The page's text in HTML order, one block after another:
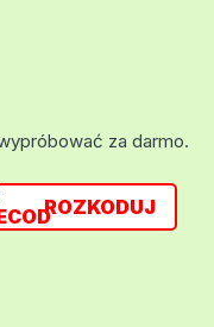
za darmo.
ROZKODUJ